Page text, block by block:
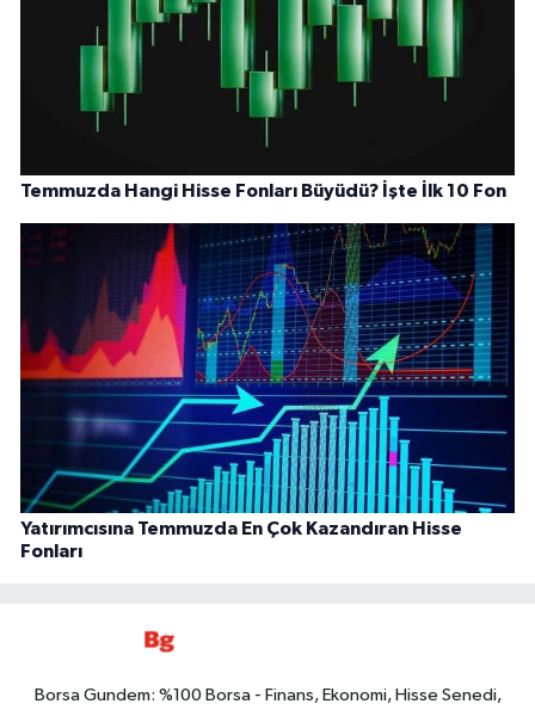
Temmuzda Hangi Hisse Fonları Büyüdü? İşte İlk 10 Fon
Yatırımcısına Temmuzda En Çok Kazandıran Hisse
Fonları
Borsa Gundem: %100 Borsa - Finans, Ekonomi, Hisse Senedi,